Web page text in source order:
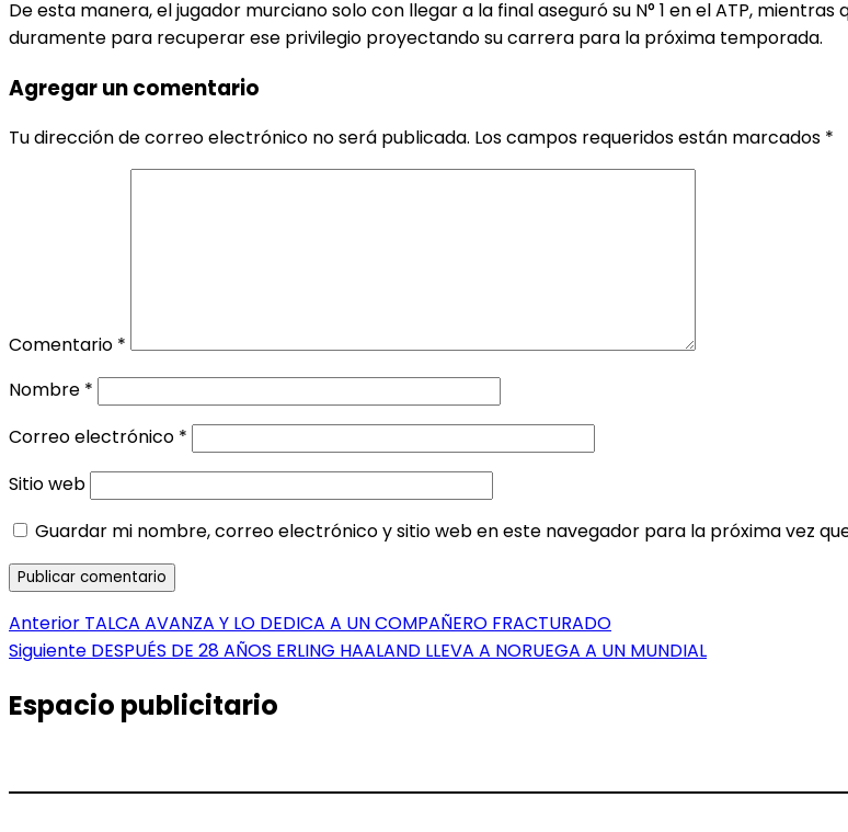
De esta manera, el jugador murciano solo con llegar a la final aseguró su N° 1 en el ATP,
duramente para recuperar ese privilegio proyectando su carrera para la próxima temporada.
Agregar un comentario
Tu dirección de correo electrónico no será publicada. Los campos requeridos están marcados *
Comentario *
Nombre *
Correo electrónico *
Sitio web
Guardar mi nombre, correo electrónico y sitio web en este navegador para la próxima vez
Navegación
de
entradas
Anterior Entrada
anterior:
TALCA AVANZA Y LO DEDICA A UN COMPAÑERO FRACTURADO
Siguiente Entrada
DESPUÉS DE 28 AÑOS ERLING HAALAND LLEVA A NORUEGA A UN MUNDIAL
Espacio publicitario